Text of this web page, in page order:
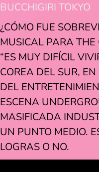
BUCCHIGIRI TOKYO
¿CÓMO FUE
MUSICAL PARA THE
“ES MUY DIFÍCIL
COREA DEL SUR,
DEL
ESCENA
MASIFICADA
UN PUNTO MEDIO.
LOGRAS O NO.